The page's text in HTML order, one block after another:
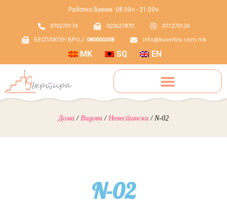
Работно Време: 08:00ч - 21:00ч
070270174 022627870 071270124
БЕСПЛАТЕН БРОЈ: 080000208 info@kuvertira.com.mk
MK SQ EN
Дома / Видови / Невестински / N-02
N-02